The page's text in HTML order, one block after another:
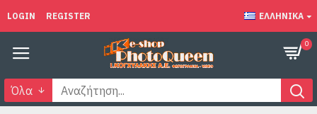
LOGIN REGISTER ΕΛΛΗΝΙΚΆ
0
Όλα